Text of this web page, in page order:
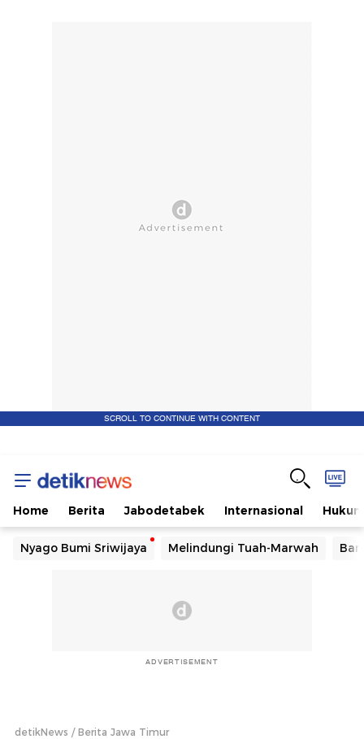
SCROLL TO CONTINUE WITH CONTENT
Home Berita Jabodetabek Internasional Hukum
Nyago Bumi Sriwijaya Melindungi Tuah-Marwah
ADVERTISEMENT
detikNews Berita Jawa Timur